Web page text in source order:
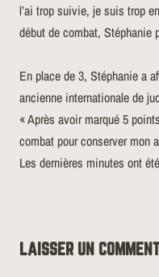
l’ai trop suivie, je suis trop
début de combat, Stéphanie
En place de 3, Stéphanie a
ancienne internationale de
« Après avoir marqué 5
combat pour conserver mon
Les dernières minutes ont
LAISSER UN